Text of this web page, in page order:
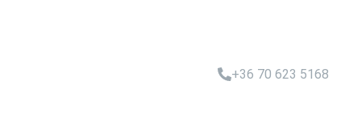
+36 70 623 5168